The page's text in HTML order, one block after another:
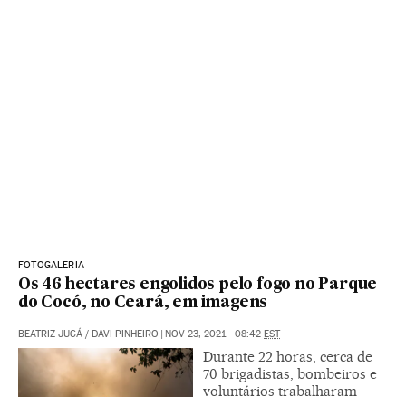
FOTOGALERIA
Os 46 hectares engolidos pelo fogo no Parque
do Cocó, no Ceará, em imagens
BEATRIZ JUCÁ / DAVI PINHEIRO | NOV 23, 2021 - 08:42 EST
Durante 22 horas, cerca de
70 brigadistas, bombeiros e
voluntários trabalharam